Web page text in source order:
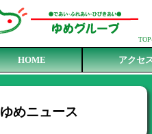
HOME アクセ
ゆめニュース